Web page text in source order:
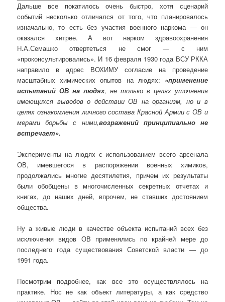
Дальше все покатилось очень быстро, хотя сценарий
событий несколько отличался от того, что планировалось
изначально, то есть без участия военного наркома — он
оказался хитрее. А вот нарком здравоохранения
Н.А.Семашко отвертеться не смог — с ним
«проконсультировались». И 16 февраля 1930 года ВСУ РККА
направило в адрес ВОХИМУ согласие на проведение
масштабных химических опытов на людях: «применение
испытаний ОВ на людях, не только в целях уточнения
имеющихся выводов о действии ОВ на организм, но и в
целях ознакомления личного состава Красной Армии с ОВ и
мерами борьбы с ними,возражений принципиально не
встречает».
Эксперименты на людях с использованием всего арсенала
ОВ, имевшегося в распоряжении военных химиков,
продолжались многие десятилетия, причем их результаты
были обобщены в многочисленных секретных отчетах и
книгах, до наших дней, впрочем, не ставших достоянием
общества.
Ну а живые люди в качестве объекта испытаний всех без
исключения видов ОВ применялись по крайней мере до
последнего года существования Советской власти — до
1991 года.
Посмотрим подробнее, как все это осуществлялось на
практике. Нос не как объект литературы, а как средство